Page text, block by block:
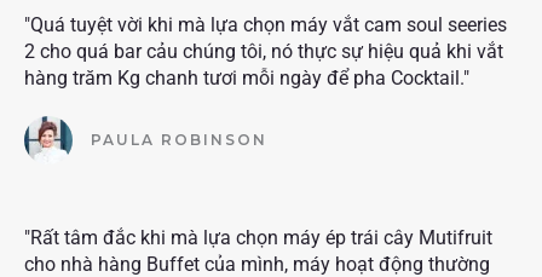
"Quá tuyệt vời khi mà lựa chọn máy vắt cam soul seeries
2 cho quá bar cảu chúng tôi, nó thực sự hiệu quả khi vắt
hàng trăm Kg chanh tươi mỗi ngày để pha Cocktail."
PAULA ROBINSON
"Rất tâm đắc khi mà lựa chọn máy ép trái cây Mutifruit
cho nhà hàng Buffet của mình, máy hoạt động thường